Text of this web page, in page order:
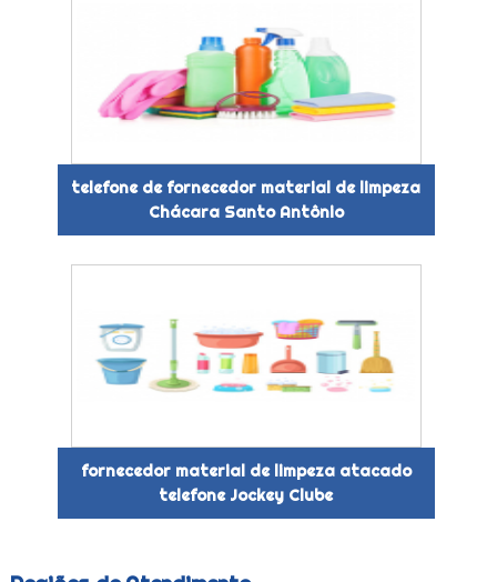
telefone de fornecedor material de limpeza
Chácara Santo Antônio
fornecedor material de limpeza atacado
telefone Jockey Clube